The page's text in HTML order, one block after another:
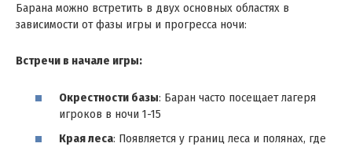
Барана можно встретить в двух основных областях в
зависимости от фазы игры и прогресса ночи:
Встречи в начале игры:
Окрестности базы: Баран часто посещает лагеря
игроков в ночи 1-15
Края леса: Появляется у границ леса и полянах, где